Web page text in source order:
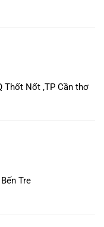
Thốt Nốt ,TP Cần thơ
Tre